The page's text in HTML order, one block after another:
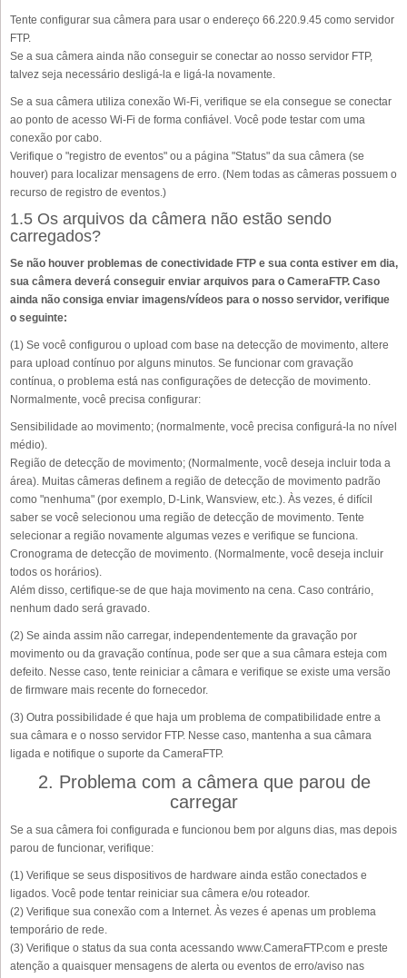
Tente configurar sua câmera para usar o endereço 66.220.9.45 como servidor
FTP.
Se a sua câmera ainda não conseguir se conectar ao nosso servidor FTP,
talvez seja necessário desligá-la e ligá-la novamente.
Se a sua câmera utiliza conexão Wi-Fi, verifique se ela consegue se conectar
ao ponto de acesso Wi-Fi de forma confiável. Você pode testar com uma
conexão por cabo.
Verifique o "registro de eventos" ou a página "Status" da sua câmera (se
houver) para localizar mensagens de erro. (Nem todas as câmeras possuem o
recurso de registro de eventos.)
1.5 Os arquivos da câmera não estão sendo
carregados?
Se não houver problemas de conectividade FTP e sua conta estiver em dia,
sua câmera deverá conseguir enviar arquivos para o CameraFTP. Caso
ainda não consiga enviar imagens/vídeos para o nosso servidor, verifique
o seguinte:
(1) Se você configurou o upload com base na detecção de movimento, altere
para upload contínuo por alguns minutos. Se funcionar com gravação
contínua, o problema está nas configurações de detecção de movimento.
Normalmente, você precisa configurar:
Sensibilidade ao movimento; (normalmente, você precisa configurá-la no nível
médio).
Região de detecção de movimento; (Normalmente, você deseja incluir toda a
área). Muitas câmeras definem a região de detecção de movimento padrão
como "nenhuma" (por exemplo, D-Link, Wansview, etc.). Às vezes, é difícil
saber se você selecionou uma região de detecção de movimento. Tente
selecionar a região novamente algumas vezes e verifique se funciona.
Cronograma de detecção de movimento. (Normalmente, você deseja incluir
todos os horários).
Além disso, certifique-se de que haja movimento na cena. Caso contrário,
nenhum dado será gravado.
(2) Se ainda assim não carregar, independentemente da gravação por
movimento ou da gravação contínua, pode ser que a sua câmara esteja com
defeito. Nesse caso, tente reiniciar a câmara e verifique se existe uma versão
de firmware mais recente do fornecedor.
(3) Outra possibilidade é que haja um problema de compatibilidade entre a
sua câmara e o nosso servidor FTP. Nesse caso, mantenha a sua câmara
ligada e notifique o suporte da CameraFTP.
2. Problema com a câmera que parou de
carregar
Se a sua câmera foi configurada e funcionou bem por alguns dias, mas depois
parou de funcionar, verifique:
(1) Verifique se seus dispositivos de hardware ainda estão conectados e
ligados. Você pode tentar reiniciar sua câmera e/ou roteador.
(2) Verifique sua conexão com a Internet. Às vezes é apenas um problema
temporário de rede.
(3) Verifique o status da sua conta acessando www.CameraFTP.com e preste
atenção a quaisquer mensagens de alerta ou eventos de erro/aviso nas